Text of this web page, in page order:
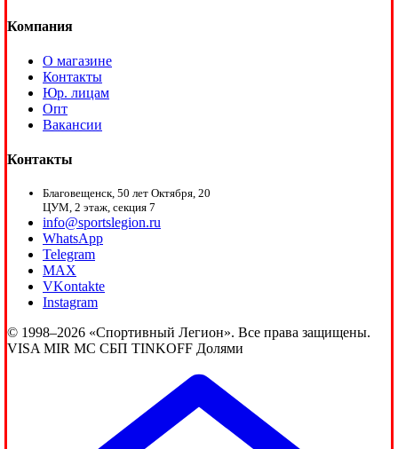
Компания
О магазине
Контакты
Юр. лицам
Опт
Вакансии
Контакты
Благовещенск, 50 лет Октября, 20
ЦУМ, 2 этаж, секция 7
info@sportslegion.ru
WhatsApp
Telegram
MAX
VKontakte
Instagram
© 1998–2026 «Спортивный Легион». Все права защищены.
VISA MIR MC СБП TINKOFF Долями